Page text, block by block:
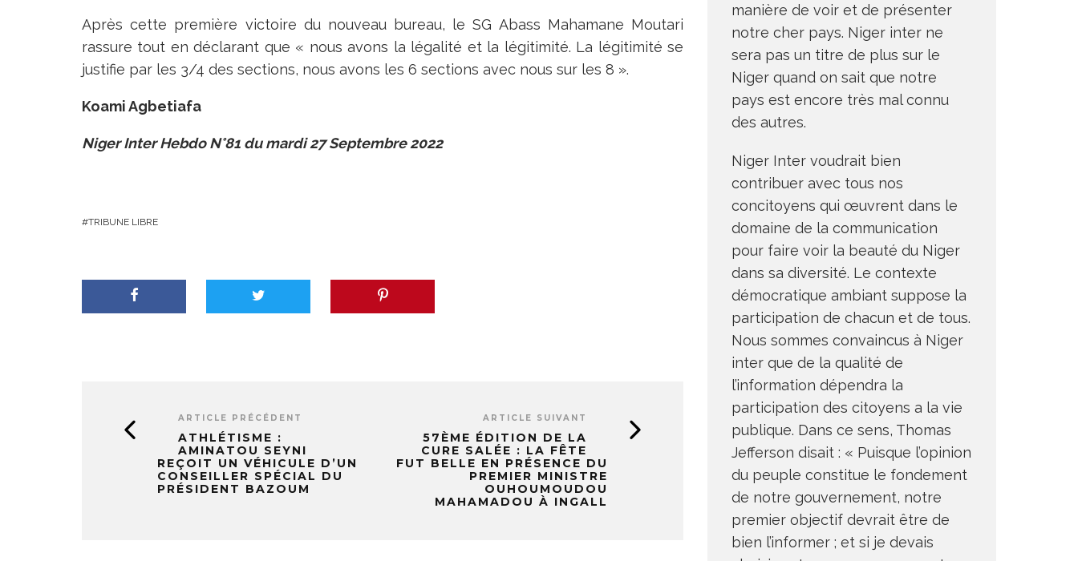
Après cette première victoire du nouveau bureau, le SG Abass Mahamane Moutari
rassure tout en déclarant que « nous avons la légalité et la légitimité. La légitimité se
justifie par les 3/4 des sections, nous avons les 6 sections avec nous sur les 8 ».
Koami Agbetiafa
Niger Inter Hebdo N°81 du mardi 27 Septembre 2022
TRIBUNE LIBRE
ARTICLE PRÉCÉDENT
ATHLÉTISME :
AMINATOU SEYNI
REÇOIT UN VÉHICULE D’UN
CONSEILLER SPÉCIAL DU
PRÉSIDENT BAZOUM
ARTICLE SUIVANT
57ÈME ÉDITION DE LA
CURE SALÉE : LA FÊTE
FUT BELLE EN PRÉSENCE DU
PREMIER MINISTRE
OUHOUMOUDOU
MAHAMADOU À INGALL
manière de voir et de présenter
notre cher pays. Niger inter ne
sera pas un titre de plus sur le
Niger quand on sait que notre
pays est encore très mal connu
des autres.
Niger Inter voudrait bien
contribuer avec tous nos
concitoyens qui œuvrent dans le
domaine de la communication
pour faire voir la beauté du Niger
dans sa diversité. Le contexte
démocratique ambiant suppose la
participation de chacun et de tous.
Nous sommes convaincus à Niger
inter que de la qualité de
l’information dépendra la
participation des citoyens a la vie
publique. Dans ce sens, Thomas
Jefferson disait : « Puisque l’opinion
du peuple constitue le fondement
de notre gouvernement, notre
premier objectif devrait être de
bien l’informer ; et si je devais